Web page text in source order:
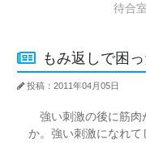
待合
もみ返しで困
投稿：2011年04月05日
強い刺激の後に筋肉
か。強い刺激になれて